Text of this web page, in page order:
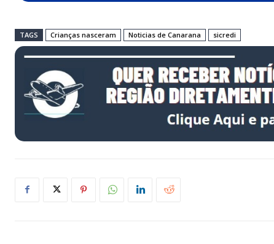
TAGS Crianças nasceram Noticias de Canarana sicredi